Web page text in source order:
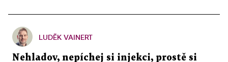
LUDĚK VAINERT
Nehladov, nepíchej si injekci, prostě si